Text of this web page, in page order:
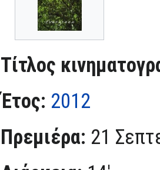
Τίτλος
Έτος: 2012
Πρεμιέρα: 21